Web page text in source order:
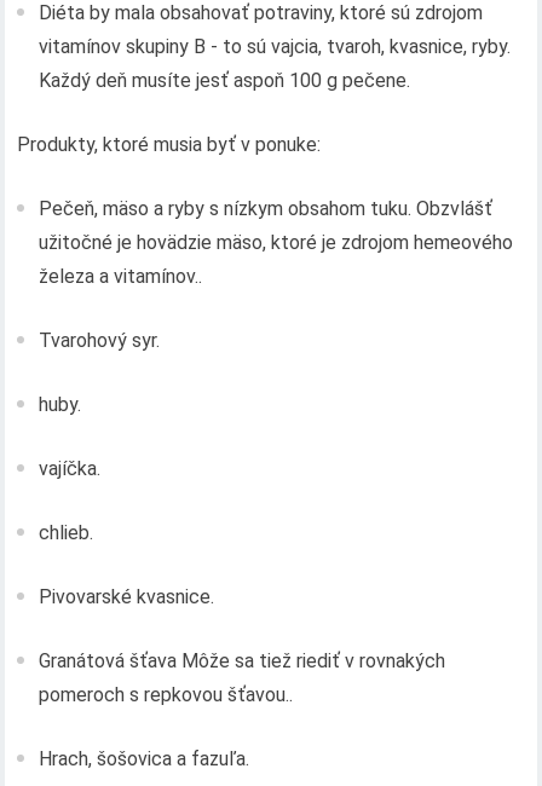
Diéta by mala obsahovať potraviny, ktoré sú zdrojom
vitamínov skupiny B - to sú vajcia, tvaroh, kvasnice, ryby.
Každý deň musíte jesť aspoň 100 g pečene.
Produkty, ktoré musia byť v ponuke:
Pečeň, mäso a ryby s nízkym obsahom tuku. Obzvlášť
užitočné je hovädzie mäso, ktoré je zdrojom hemeového
železa a vitamínov..
Tvarohový syr.
huby.
vajíčka.
chlieb.
Pivovarské kvasnice.
Granátová šťava Môže sa tiež riediť v rovnakých
pomeroch s repkovou šťavou..
Hrach, šošovica a fazuľa.